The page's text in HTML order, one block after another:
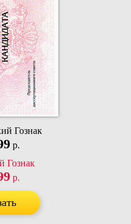
Гознак
р.
Гознак
р.